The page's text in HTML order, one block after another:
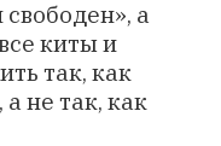
а
киты и
так, как
не так, как